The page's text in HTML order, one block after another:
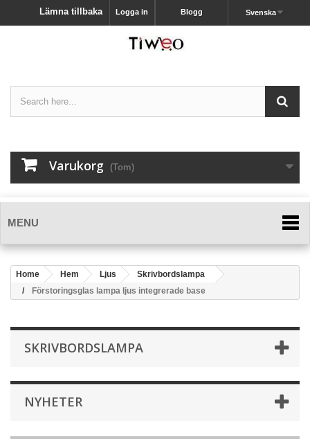
Svenska
Blogg
Logga in
Lämna tillbaka
Varukorg (Tom)
MENU
Home Hem Ljus
Skrivbordslampa
Förstoringsglas lampa ljus integrerade base
SKRIVBORDSLAMPA
NYHETER